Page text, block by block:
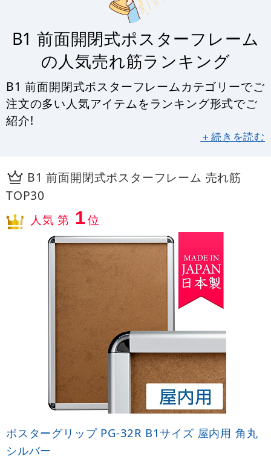
B1 前面開閉式ポスターフレーム
の人気売れ筋ランキング
B1 前面開閉式ポスターフレームカテゴリーでご
注文の多い人気アイテムをランキング形式でご
紹介!
＋続きを読む
B1 前面開閉式ポスターフレーム 売れ筋
TOP30
人気 第 1位
ポスターグリップ PG-32R B1サイズ 屋内用 角丸
シルバー